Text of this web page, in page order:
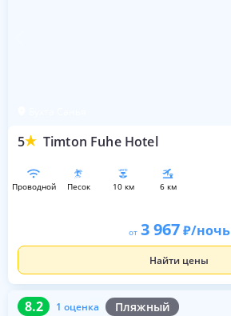
5 Timton Fuhe Hotel
проводной песок 10 км 6 км
от 3 967 /ночь
Найти цены
8.2 1 оценка Пляжный
8.2 1 оценка